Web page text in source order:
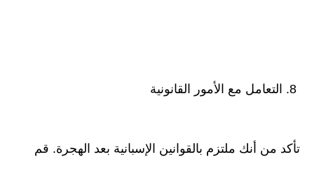
تأكد من أنك ملتزم بالقوانين الإسبانية بعد الهجرة. قم